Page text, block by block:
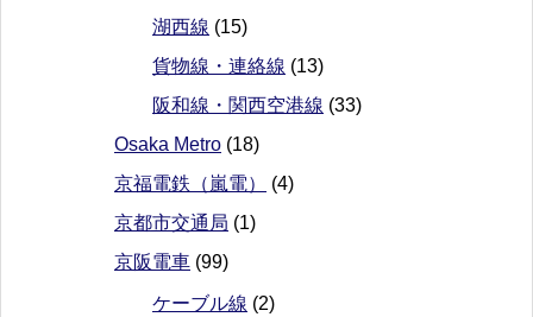
湖西線 (15)
貨物線・連絡線 (13)
阪和線・関西空港線 (33)
Osaka Metro (18)
京福電鉄（嵐電）
(4)
京都市交通局 (1)
京阪電車 (99)
ケーブル線 (2)